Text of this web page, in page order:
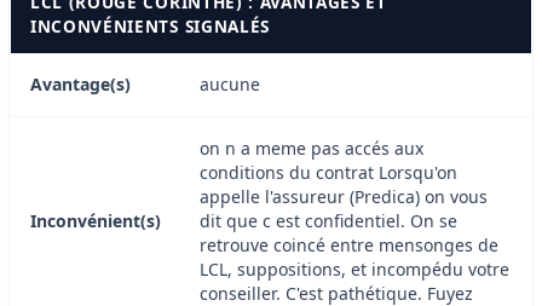
INCONVÉNIENTS SIGNALÉS
Avantage(s) aucune
Inconvénient(s)
on n a meme pas accés aux
conditions du contrat Lorsqu'on
appelle l'assureur (Predica) on vous
dit que c est confidentiel. On se
retrouve coincé entre mensonges de
LCL, suppositions, et incompédu votre
conseiller. C'est pathétique. Fuyez